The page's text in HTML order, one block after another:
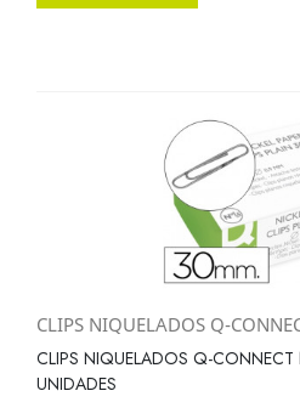
CLIPS NIQUELADOS Q-
CLIPS NIQUELADOS Q-
UNIDADES